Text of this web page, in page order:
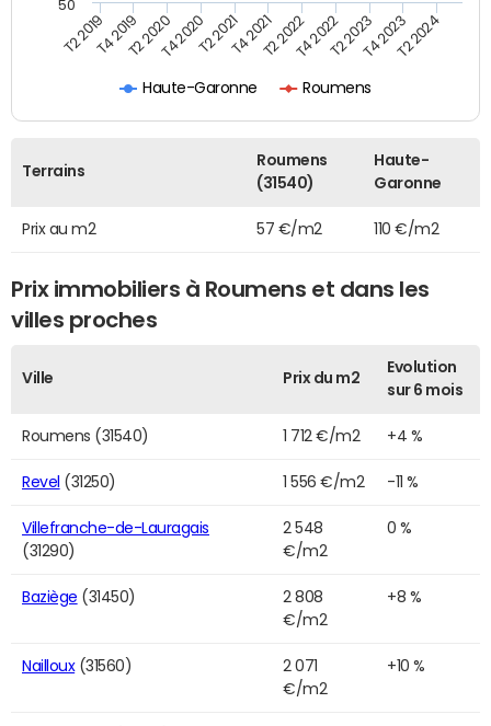
Haute-Garonne Roumens
T2 2019T4 2019T2 2020T4 2020T2 2021T4 2021T2 2022T4 2022T2 2023T4 2023T2 2024
50
Terrains
Roumens
(31540)
Haute-
Garonne
Prix au m2 57 €/m2 110 €/m2
Prix immobiliers à Roumens et dans les
villes proches
Ville Prix du m2
Evolution
sur 6 mois
Roumens (31540) 1 712 €/m2 +4 %
Revel (31250) 1 556 €/m2 -11 %
Villefranche-de-Lauragais
(31290)
2 548
€/m2
0 %
Baziège (31450)
2 808
€/m2
+8 %
Nailloux(31560)
2 071
€/m2
+10 %